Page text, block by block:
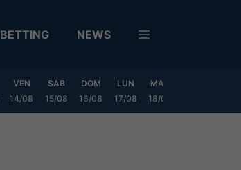
BETTING NEWS
VEN
14/08
SAB
15/08
DOM
16/08
LUN
17/08
MAR
18/08